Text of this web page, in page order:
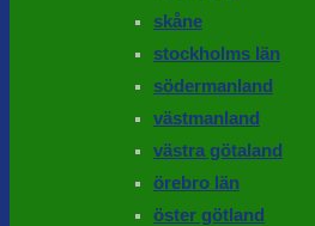
skåne
stockholms län
södermanland
västmanland
västra götaland
örebro län
öster götland